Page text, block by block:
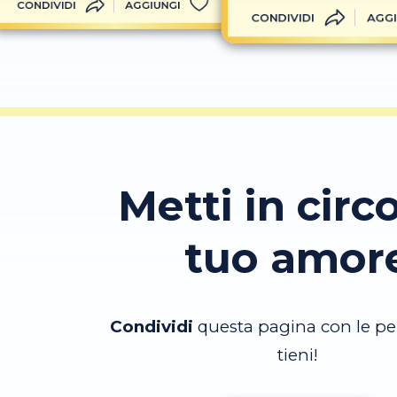
CONDIVIDI AGGIUNGI
CONDIVIDI
Metti in
tuo
Condividi questa pagina con le
tieni!